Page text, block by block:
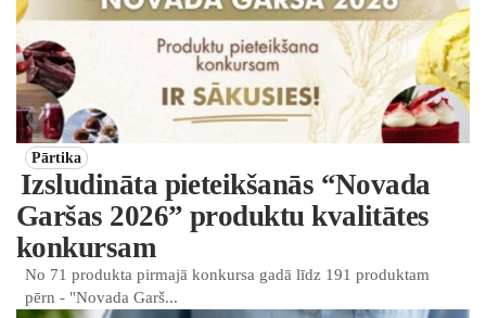
Pārtika
Izsludināta pieteikšanās “Novada
Garšas 2026” produktu kvalitātes
konkursam
No 71 produkta pirmajā konkursa gadā līdz 191 produktam
pērn - "Novada Garš...